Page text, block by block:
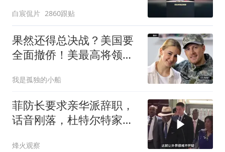
白宸侃片 2860跟贴
果然还得总决战？美国要
全面撤侨！美最高将领：
我是孤独的小船
菲防长要求亲华派辞职，
话音刚落，杜特尔特家族
烽火观察